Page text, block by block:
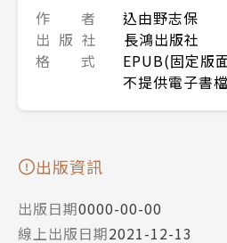
作 者
込由野志保
出 版 社
長鴻出版社
格 式
EPUB(固定版
不提供電子書
出版資訊
出版日期0000-00-00
線上出版日期2021-12-13